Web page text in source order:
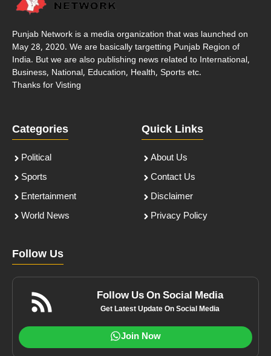
Punjab Network is a media organization that was launched on
May 28, 2020. We are basically targetting Punjab Region of
India. But we are also publishing news related to International,
Business, National, Education, Health, Sports etc.
Thanks for Visting
Categories
Political
Sports
Entertainment
World News
Quick Links
About Us
Contact Us
Disclaimer
Privacy Policy
Follow Us
Follow Us On Social Media
Get Latest Update On Social Media
Join Now